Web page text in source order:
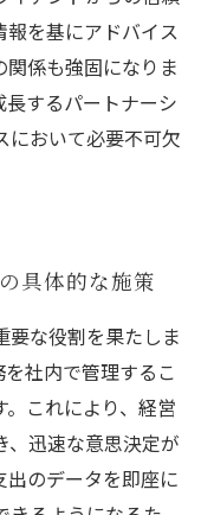
報を基にアドバイス
係も強固になりま
するパートナーシ
において必要不可欠
具体的な施策
要な役割を果たしま
社内で管理するこ
これにより、経営
、迅速な意思決定が
出のデータを即座に